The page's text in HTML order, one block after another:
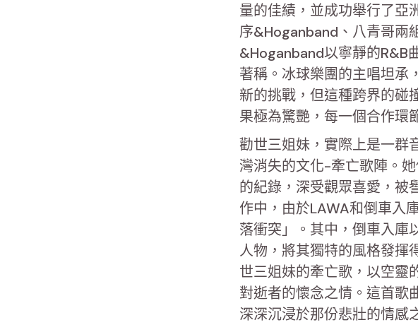
量的佳績，並成功舉行了亞
序&Hoganband、八青哥兩
&Hoganband以寧靜的R&B
著稱。冰球樂團的主唱坦承
新的挑戰，但這種跨界的碰
果極為驚艷，每一個合作環
勸世三姐妹，實際上是一群
灣消失的文化-牽亡歌陣。
的紀錄，深受觀眾喜愛，被
作中，由於LAWA和倒車入
落衝突」。其中，倒車入庫
人物，將其獨特的風格發揮
世三姐妹的牽亡歌，以空靈
對逝者的懷念之情。這首歌
深深沉浸於那份悲壯的情感